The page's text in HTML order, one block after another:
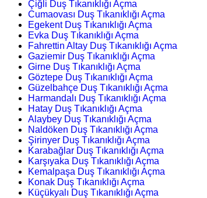
Çiğli Duş Tıkanıklığı Açma
Cumaovası Duş Tıkanıklığı Açma
Egekent Duş Tıkanıklığı Açma
Evka Duş Tıkanıklığı Açma
Fahrettin Altay Duş Tıkanıklığı Açma
Gaziemir Duş Tıkanıklığı Açma
Girne Duş Tıkanıklığı Açma
Göztepe Duş Tıkanıklığı Açma
Güzelbahçe Duş Tıkanıklığı Açma
Harmandalı Duş Tıkanıklığı Açma
Hatay Duş Tıkanıklığı Açma
Alaybey Duş Tıkanıklığı Açma
Naldöken Duş Tıkanıklığı Açma
Şirinyer Duş Tıkanıklığı Açma
Karabağlar Duş Tıkanıklığı Açma
Karşıyaka Duş Tıkanıklığı Açma
Kemalpaşa Duş Tıkanıklığı Açma
Konak Duş Tıkanıklığı Açma
Küçükyalı Duş Tıkanıklığı Açma